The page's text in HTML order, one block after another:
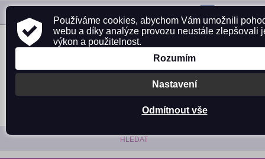
NÁKUPNÍ KOŠÍK (0)
Používáme cookies, abychom Vám umožnili
webu a díky analýze provozu neustále zlepšovali
výkon a použitelnost.
Rozumím
Nastavení
Odmítnout vše